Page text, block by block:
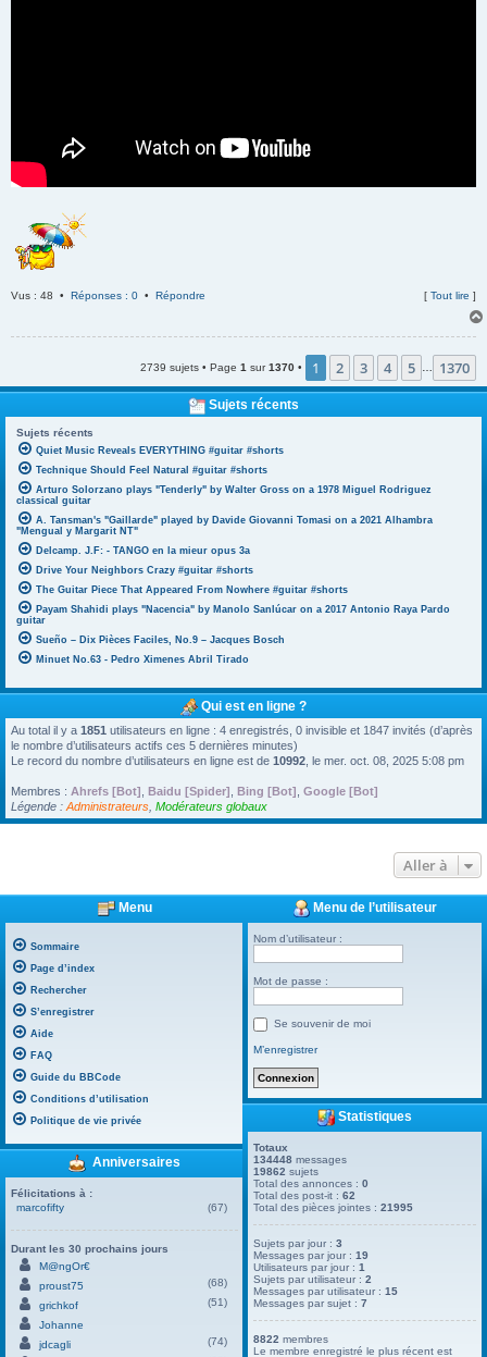
Vus : 48 • Réponses : 0 • Répondre [ Tout lire ]
2739 sujets • Page 1 sur1370 • 1 2 3 4 5 1370
Sujets récents
Sujets récents
Quiet Music Reveals EVERYTHING #guitar #shorts
Technique Should Feel Natural #guitar #shorts
Arturo Solorzano plays "Tenderly" by Walter Gross on a 1978 Miguel Rodriguez
classical guitar
A. Tansman's "Gaillarde" played by Davide Giovanni Tomasi on a 2021 Alhambra
"Mengual y Margarit NT"
Delcamp. J.F: - TANGO en la mieur opus 3a
Drive Your Neighbors Crazy #guitar #shorts
The Guitar Piece That Appeared From Nowhere #guitar #shorts
Payam Shahidi plays "Nacencia" by Manolo Sanlúcar on a 2017 Antonio Raya Pardo
guitar
Sueño – Dix Pièces Faciles, No.9 – Jacques Bosch
Minuet No.63 - Pedro Ximenes Abril Tirado
Qui est en ligne ?
Au total il y a 1851 utilisateurs en ligne : 4 enregistrés, 0 invisible et 1847 invités (d’après
le nombre d’utilisateurs actifs ces 5 dernières minutes)
Le record du nombre d’utilisateurs en ligne est de 10992 , le mer. oct. 08, 2025 5:08 pm
Membres : Ahrefs [Bot] Baidu [Spider] Bing [Bot] Google [Bot]
Légende : Administrateurs Modérateurs globaux
Aller à
Menu
Sommaire
Page d’index
Rechercher
S’enregistrer
Aide
FAQ
Guide du BBCode
Conditions d’utilisation
Politique de vie privée
Anniversaires
Félicitations à :
marcofifty
(67)
Durant les 30 prochains jours
M@ngOr€
proust75
(68)
grichkof
(51)
Johanne
jdcagli
(74)
Menu de l’utilisateur
Nom d’utilisateur :
Mot de passe :
Se souvenir de moi
M’enregistrer
Statistiques
Totaux
134448 messages
19862 sujets
Total des annonces :0
Total des post-it :62
Total des pièces jointes :21995
Sujets par jour :3
Messages par jour :19
Utilisateurs par jour :1
Sujets par utilisateur :2
Messages par utilisateur :15
Messages par sujet :7
8822 membres
Le membre enregistré le plus récent est